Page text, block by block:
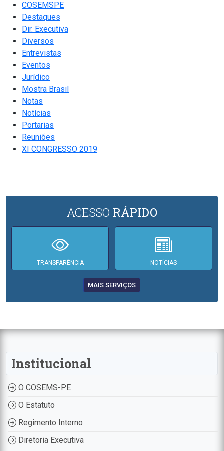
COSEMSPE
Destaques
Dir. Executiva
Diversos
Entrevistas
Eventos
Jurídico
Mostra Brasil
Notas
Notícias
Portarias
Reuniões
XI CONGRESSO 2019
ACESSO RÁPIDO
TRANSPARÊNCIA NOTÍCIAS
MAIS SERVIÇOS
Institucional
O COSEMS-PE
O Estatuto
Regimento Interno
Diretoria Executiva